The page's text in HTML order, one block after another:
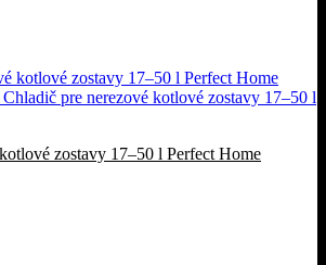
zostavy 17–50 l Perfect Home